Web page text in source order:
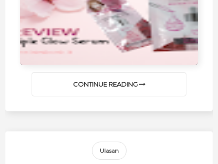
CONTINUE READING
Ulasan